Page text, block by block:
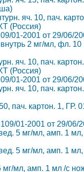
яч. 10, пач.
(Россия)
01-2001 от 29/06/
2 мг/мл, фл.
яч. 10, пач.
(Россия)
01-2001 от 29/06/
яч. 10, пач.
пач. картон. 1, ГР.
01-2001 от 29/
5 мг/мл, амп. 1
5 мг/мл, амп. 1
мл, амп. 1 мл /с